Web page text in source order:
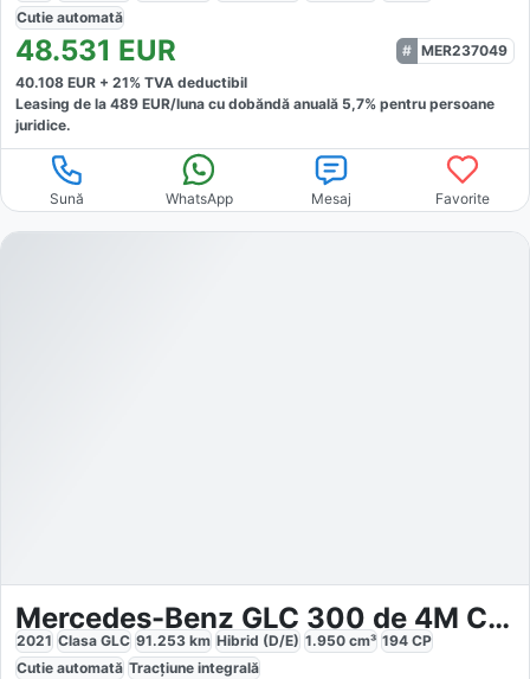
Cutie automată
48.531 EUR
MER237049
40.108 EUR + 21% TVA deductibil
Leasing de la 489 EUR/luna cu dobăndă anuală 5,7% pentru persoane
juridice.
Sună WhatsApp Mesaj Favorite
Mercedes-Benz GLC 300 de 4M Coupé
2021 Clasa GLC 91.253 km Hibrid (D/E) 1.950 cm³ 194 CP
Cutie automată Tracțiune integrală